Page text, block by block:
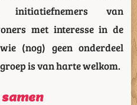
initiatiefnemers van
met interesse in de
(nog) geen onderdeel
is van harte welkom.